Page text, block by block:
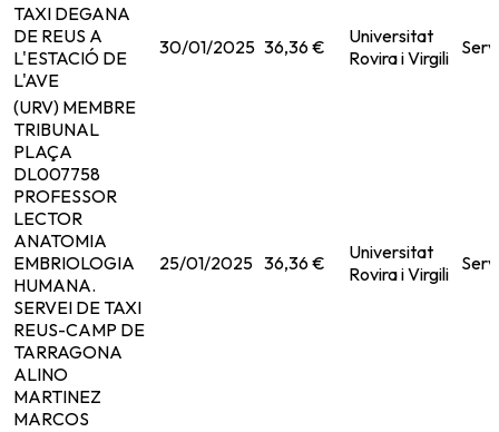
TAXI DEGANA
DE REUS A
L'ESTACIÓ DE
L'AVE
30/01/2025 36,36 €
Universitat
Rovira i Virgili
(URV) MEMBRE
TRIBUNAL
PLAÇA
DL007758
PROFESSOR
LECTOR
ANATOMIA
EMBRIOLOGIA
HUMANA.
SERVEI DE TAXI
REUS-CAMP DE
TARRAGONA
ALINO
MARTINEZ
MARCOS
25/01/2025 36,36 €
Universitat
Rovira i Virgili